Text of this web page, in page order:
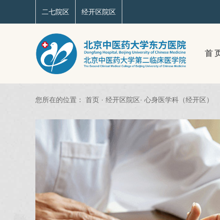
二七院区 经开区院区
首
您所在的位置： 首页 · 经开区院区· 心身医学科（经开区）